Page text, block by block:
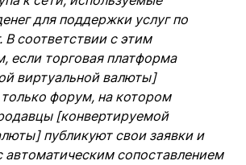
для поддержки услуг по
В соответствии с этим
если торговая платформа
виртуальной валюты]
форум, на котором
[конвертируемой
публикуют свои заявки и
автоматическим сопоставлением